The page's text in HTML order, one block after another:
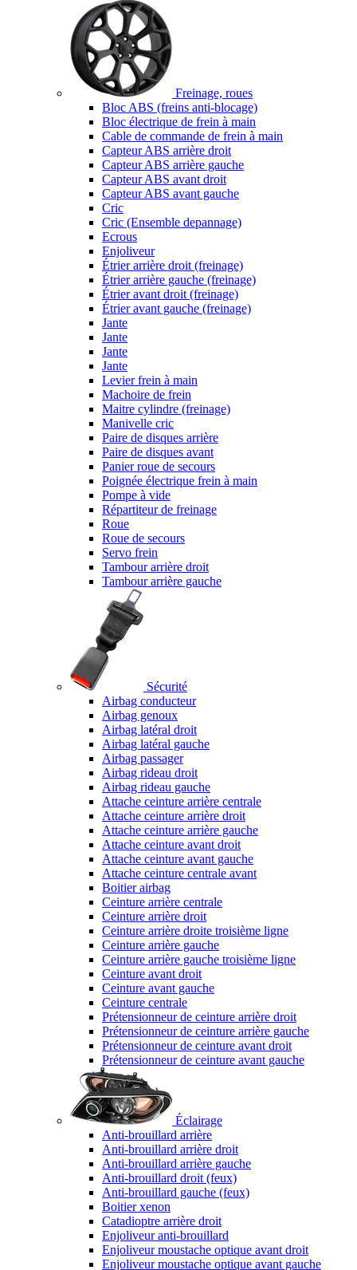
Freinage, roues
Bloc ABS (freins anti-blocage)
Bloc électrique de frein à main
Cable de commande de frein à main
Capteur ABS arrière droit
Capteur ABS arrière gauche
Capteur ABS avant droit
Capteur ABS avant gauche
Cric
Cric (Ensemble depannage)
Ecrous
Enjoliveur
Étrier arrière droit (freinage)
Étrier arrière gauche (freinage)
Étrier avant droit (freinage)
Étrier avant gauche (freinage)
Jante
Jante
Jante
Jante
Levier frein à main
Machoire de frein
Maitre cylindre (freinage)
Manivelle cric
Paire de disques arrière
Paire de disques avant
Panier roue de secours
Poignée électrique frein à main
Pompe à vide
Répartiteur de freinage
Roue
Roue de secours
Servo frein
Tambour arrière droit
Tambour arrière gauche
Sécurité
Airbag conducteur
Airbag genoux
Airbag latéral droit
Airbag latéral gauche
Airbag passager
Airbag rideau droit
Airbag rideau gauche
Attache ceinture arrière centrale
Attache ceinture arrière droit
Attache ceinture arrière gauche
Attache ceinture avant droit
Attache ceinture avant gauche
Attache ceinture centrale avant
Boitier airbag
Ceinture arrière centrale
Ceinture arrière droit
Ceinture arrière droite troisième ligne
Ceinture arrière gauche
Ceinture arrière gauche troisième ligne
Ceinture avant droit
Ceinture avant gauche
Ceinture centrale
Prétensionneur de ceinture arrière droit
Prétensionneur de ceinture arrière gauche
Prétensionneur de ceinture avant droit
Prétensionneur de ceinture avant gauche
Éclairage
Anti-brouillard arrière
Anti-brouillard arrière droit
Anti-brouillard arrière gauche
Anti-brouillard droit (feux)
Anti-brouillard gauche (feux)
Boitier xenon
Catadioptre arrière droit
Enjoliveur anti-brouillard
Enjoliveur moustache optique avant droit
Enjoliveur moustache optique avant gauche